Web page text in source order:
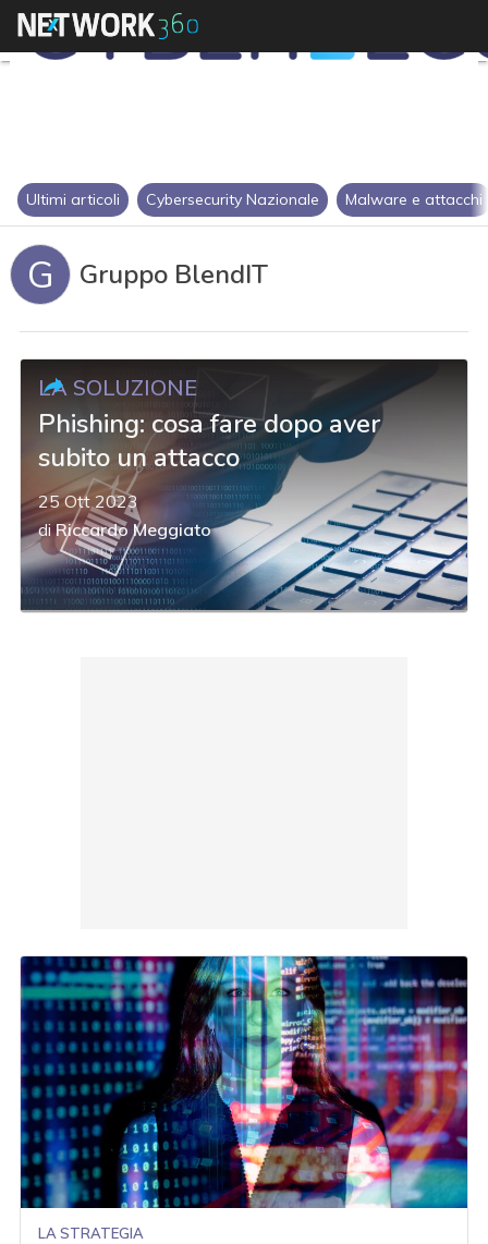
Ultimi articoli Cybersecurity Nazionale Malware e attacchi
G Gruppo BlendIT
LA SOLUZIONE
Phishing: cosa fare dopo aver
subito un attacco
25 Ott 2023
diRiccardo Meggiato
LA STRATEGIA